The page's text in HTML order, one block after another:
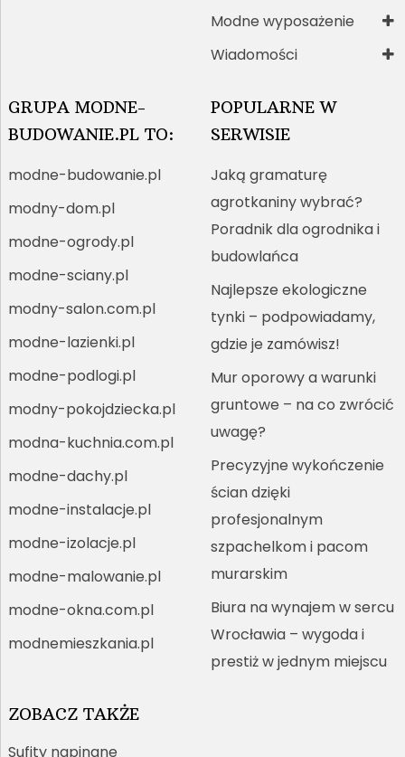
Modne wyposażenie
Wiadomości
GRUPA MODNE-
BUDOWANIE.PL TO:
modne-budowanie.pl
modny-dom.pl
modne-ogrody.pl
modne-sciany.pl
modny-salon.com.pl
modne-lazienki.pl
modne-podlogi.pl
modny-pokojdziecka.pl
modna-kuchnia.com.pl
modne-dachy.pl
modne-instalacje.pl
modne-izolacje.pl
modne-malowanie.pl
modne-okna.com.pl
modnemieszkania.pl
POPULARNE W
SERWISIE
Jaką gramaturę
agrotkaniny wybrać?
Poradnik dla ogrodnika i
budowlańca
Najlepsze ekologiczne
tynki – podpowiadamy,
gdzie je zamówisz!
Mur oporowy a warunki
gruntowe – na co zwrócić
uwagę?
Precyzyjne wykończenie
ścian dzięki
profesjonalnym
szpachelkom i pacom
murarskim
Biura na wynajem w sercu
Wrocławia – wygoda i
prestiż w jednym miejscu
ZOBACZ TAKŻE
Sufity napinane